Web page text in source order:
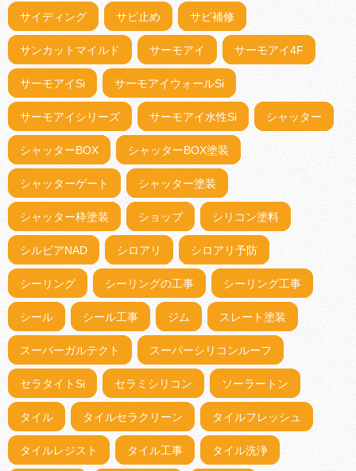
サイディング サビ止め サビ補修
サンカットマイルド サーモアイ サーモアイ4F
サーモアイSi サーモアイウォールSi
サーモアイシリーズ サーモアイ水性Si シャッター
シャッターBOX シャッターBOX塗装
シャッターゲート シャッター塗装
シャッター枠塗装 ショップ シリコン塗料
シルビアNAD シロアリ シロアリ予防
シーリング シーリングの工事 シーリング工事
シール シール工事 ジム スレート塗装
スーパーガルテクト スーパーシリコンルーフ
セラタイトSi セラミシリコン ソーラートン
タイル タイルセラクリーン タイルフレッシュ
タイルレジスト タイル工事 タイル洗浄